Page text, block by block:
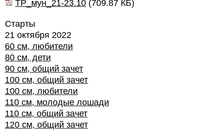
ТР_мун_21-23.10 (709.87 КБ)
Старты
21 октября 2022
60 см, любители
80 см, дети
90 см, общий зачет
100 см, общий зачет
100 см, любители
110 см, молодые лошади
110 см, общий зачет
120 см, общий зачет